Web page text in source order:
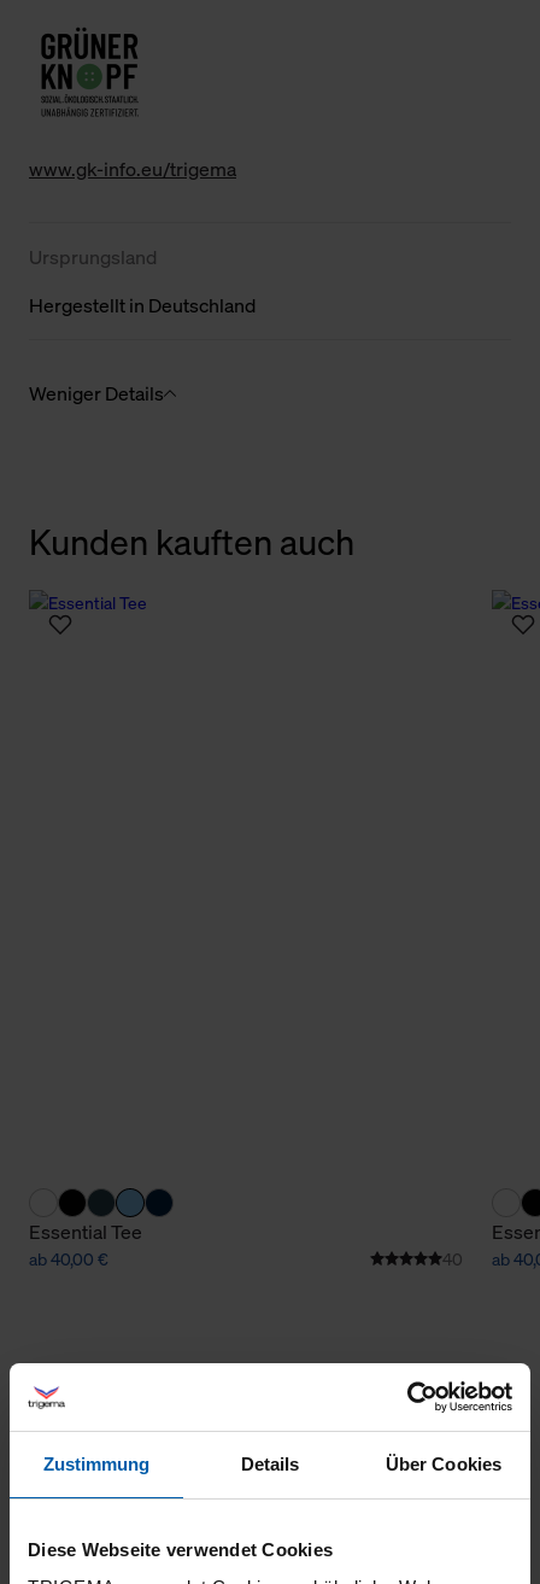
Zustimmung Details Über Cookies
Diese Webseite verwendet Cookies
www.gk-info.eu/trigema
Ursprungsland
Hergestellt in Deutschland
Weniger Details
Kunden kauften auch
Essential Tee
ab 40,00 € 40 ab